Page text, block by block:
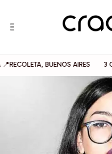
BUENOS AIRES 3